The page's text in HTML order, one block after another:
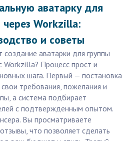
аватарку для
через Workzilla:
и советы
аватарки для группы
Workzilla? Процесс прост и
шага. Первый — постановка
требования, пожелания и
а система подбирает
с подтвержденным опытом.
Вы просматриваете
что позволяет сделать